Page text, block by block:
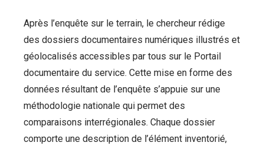
Après l’enquête sur le terrain, le chercheur rédige
des dossiers documentaires numériques illustrés et
géolocalisés accessibles par tous sur le Portail
documentaire du service. Cette mise en forme des
données résultant de l’enquête s’appuie sur une
méthodologie nationale qui permet des
comparaisons interrégionales. Chaque dossier
comporte une description de l’élément inventorié,